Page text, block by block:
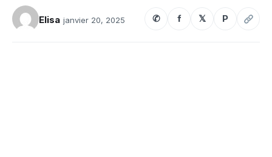
Elisa janvier 20, 2025 ✆ f 𝕏 P